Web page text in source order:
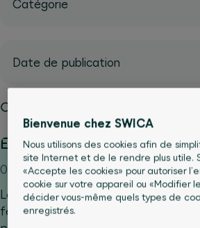
Catégorie
Date de publication
Enfin un suivi complet pour la
01.06.2026
Lorsqu’elles traversent la période de
femmes sont souvent confrontées à
Bienvenue chez SWICA
Nous utilisons des cookies afin de
site Internet et de le rendre plus utile.
«Accepte les cookies» pour autoriser
cookie sur votre appareil ou «Modifier
décider vous-même quels types de
enregistrés.